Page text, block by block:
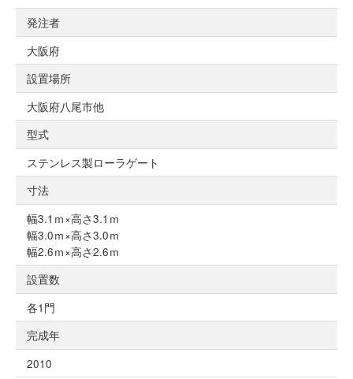
発注者
大阪府
設置場所
大阪府八尾市他
型式
ステンレス製ローラゲート
寸法
幅3.1ｍ×高さ3.1ｍ
幅3.0ｍ×高さ3.0ｍ
幅2.6ｍ×高さ2.6ｍ
設置数
各1門
完成年
2010